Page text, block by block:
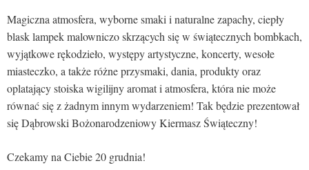
Magiczna atmosfera, wyborne smaki i naturalne zapachy, ciepły
blask lampek malowniczo skrzących się w świątecznych bombkach,
wyjątkowe rękodzieło, występy artystyczne, koncerty, wesołe
miasteczko, a także różne przysmaki, dania, produkty oraz
oplatający stoiska wigilijny aromat i atmosfera, która nie może
równać się z żadnym innym wydarzeniem! Tak będzie prezentował
się Dąbrowski Bożonarodzeniowy Kiermasz Świąteczny!
Czekamy na Ciebie 20 grudnia!